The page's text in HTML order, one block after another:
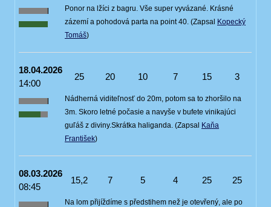
Ponor na lžíci z bagru. Vše super vyvázané. Krásné
zázemí a pohodová parta na point 40. (Zapsal Kopecký
Tomáš)
18.04.2026
14:00
25 20 10 7 15 3
Nádherná viditeľnosť do 20m, potom sa to zhoršilo na
3m. Skoro letné počasie a navyše v bufete vinikajúci
guľáš z diviny.Skrátka haliganda. (Zapsal Kaňa
František)
08.03.2026
08:45
15,2 7 5 4 25 25
Na lom přijíždíme s předstihem než je otevřený, ale po